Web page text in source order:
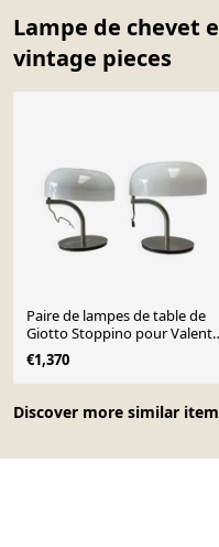
Lampe de chevet
vintage pieces
Discover more similar
Paire de lampes de table de
Giotto Stoppino pour Valenti,
1980
€1,370